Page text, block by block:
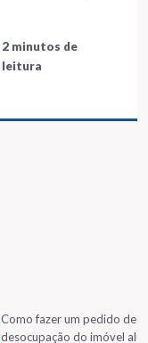
Como fazer um pedido de
desocupação do imóvel
2 minutos de
leitura